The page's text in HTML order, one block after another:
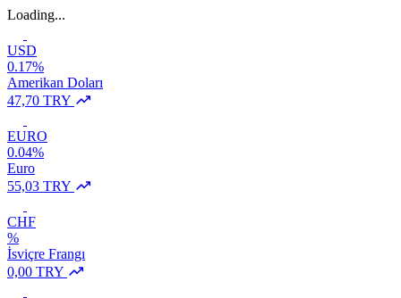
Loading...
USD
0.17%
Amerikan Doları
47,70 TRY
EURO
0.04%
Euro
55,03 TRY
CHF
%
İsviçre Frangı
0,00 TRY